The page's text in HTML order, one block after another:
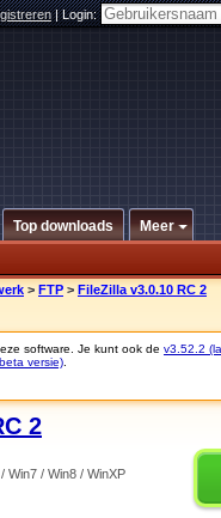
|Login:
Top downloads Meer
> FTP > FileZilla v3.0.10 RC 2
software. Je kunt ook de v3.52.2
versie)
2
Win7 / Win8 / WinXP